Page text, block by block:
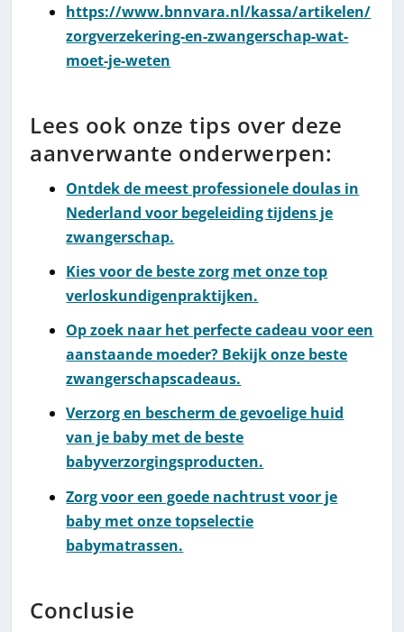
https://www.bnnvara.nl/kassa/artikelen/
zorgverzekering-en-zwangerschap-wat-
moet-je-weten
Lees ook onze tips over deze
aanverwante onderwerpen:
Ontdek de meest professionele doulas in
Nederland voor begeleiding tijdens je
zwangerschap.
Kies voor de beste zorg met onze top
verloskundigenpraktijken.
Op zoek naar het perfecte cadeau voor een
aanstaande moeder? Bekijk onze beste
zwangerschapscadeaus.
Verzorg en bescherm de gevoelige huid
van je baby met de beste
babyverzorgingsproducten.
Zorg voor een goede nachtrust voor je
baby met onze topselectie
babymatrassen.
Conclusie